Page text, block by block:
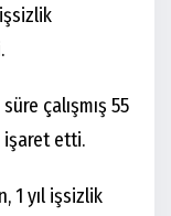
çalışmış 55
işaret etti.
1 yıl işsizlik